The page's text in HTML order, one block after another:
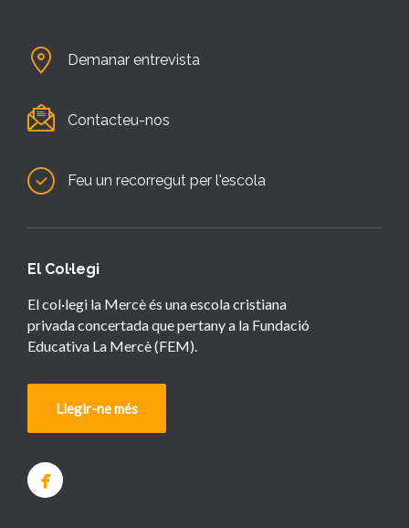
Demanar entrevista
Contacteu-nos
Feu un recorregut per l'escola
El Col·legi
El col·legi la Mercè és una escola cristiana
privada concertada que pertany a la Fundació
Educativa La Mercè (FEM).
Llegir-ne més